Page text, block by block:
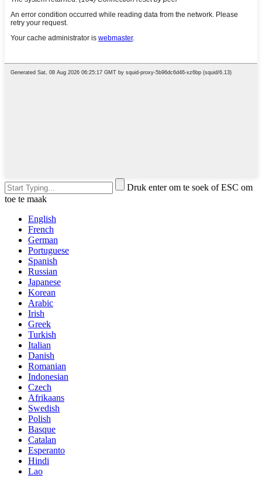
Druk enter om te soek of ESC om
toe te maak
English
French
German
Portuguese
Spanish
Russian
Japanese
Korean
Arabic
Irish
Greek
Turkish
Italian
Danish
Romanian
Indonesian
Czech
Afrikaans
Swedish
Polish
Basque
Catalan
Esperanto
Hindi
Lao